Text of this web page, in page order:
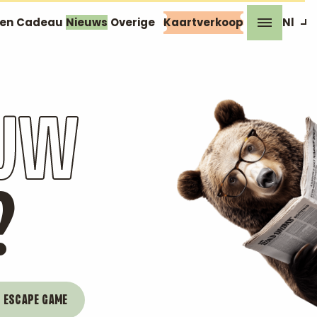
Cadeau Nieuws Overige Kaartverkoop Nl
ESCAPE GAME